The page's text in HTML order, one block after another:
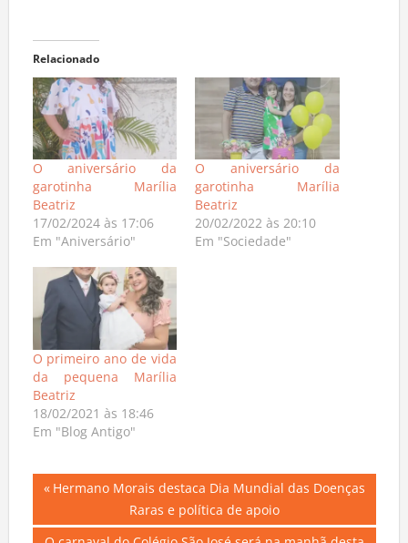
Relacionado
O aniversário da
garotinha Marília
Beatriz
17/02/2024 às 17:06
Em "Aniversário"
O aniversário da
garotinha Marília
Beatriz
20/02/2022 às 20:10
Em "Sociedade"
O primeiro ano de vida
da pequena Marília
Beatriz
18/02/2021 às 18:46
Em "Blog Antigo"
Navegação
de
Previous
Hermano Morais destaca Dia Mundial das Doenças
Raras e política de apoio